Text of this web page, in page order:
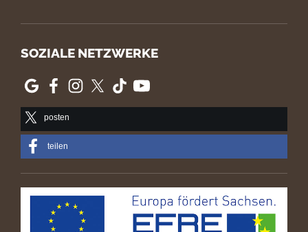
SOZIALE NETZWERKE
posten
teilen